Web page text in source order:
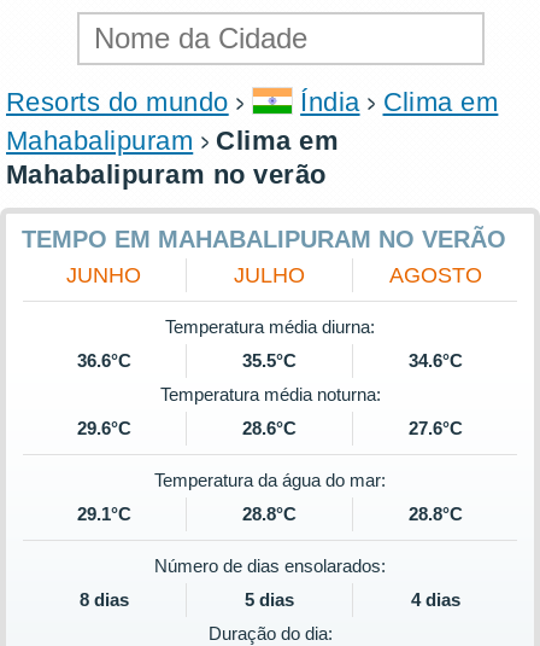
Resorts do mundo Índia
Clima em
Mahabalipuram
Clima em
Mahabalipuram no verão
TEMPO EM MAHABALIPURAM NO VERÃO
JUNHO JULHO AGOSTO
Temperatura média diurna:
36.6°C
35.5°C
34.6°C
Temperatura média noturna:
29.6°C
28.6°C 27.6°C
Temperatura da água do mar:
29.1°C
28.8°C 28.8°C
Número de dias ensolarados:
8 dias
5 dias
4 dias
Duração do dia: